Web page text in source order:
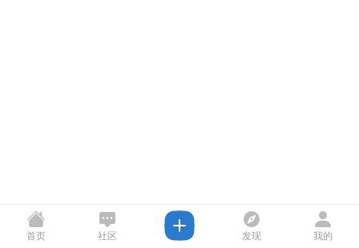
首页 社区 发现 我的